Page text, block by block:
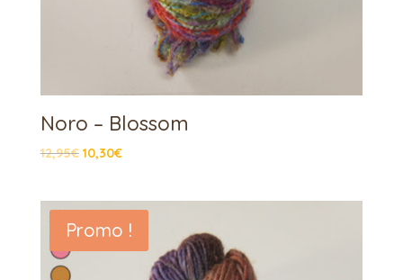
Noro – Blossom
12,95€ 10,30€
Promo !